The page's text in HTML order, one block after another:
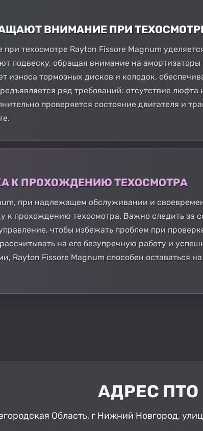
ВНИМАНИЕ ПРИ
техосмотре Rayton Fissore Magnum
подвеску, обращая внимание на
износа тормозных дисков и колодок,
ряд требований: отсутствие люфта
проверяется состояние двигателя и
К ПРОХОЖДЕНИЮ ТЕХОСМОТРА
при надлежащем обслуживании и
к прохождению техосмотра. Важно следить за
чтобы избежать проблем при
на его безупречную работу и
Rayton Fissore Magnum способен оставаться
АДРЕС ПТО
Область, г Нижний Новгород,